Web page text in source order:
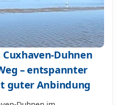
Duhnen
– entspannter
guter Anbindung